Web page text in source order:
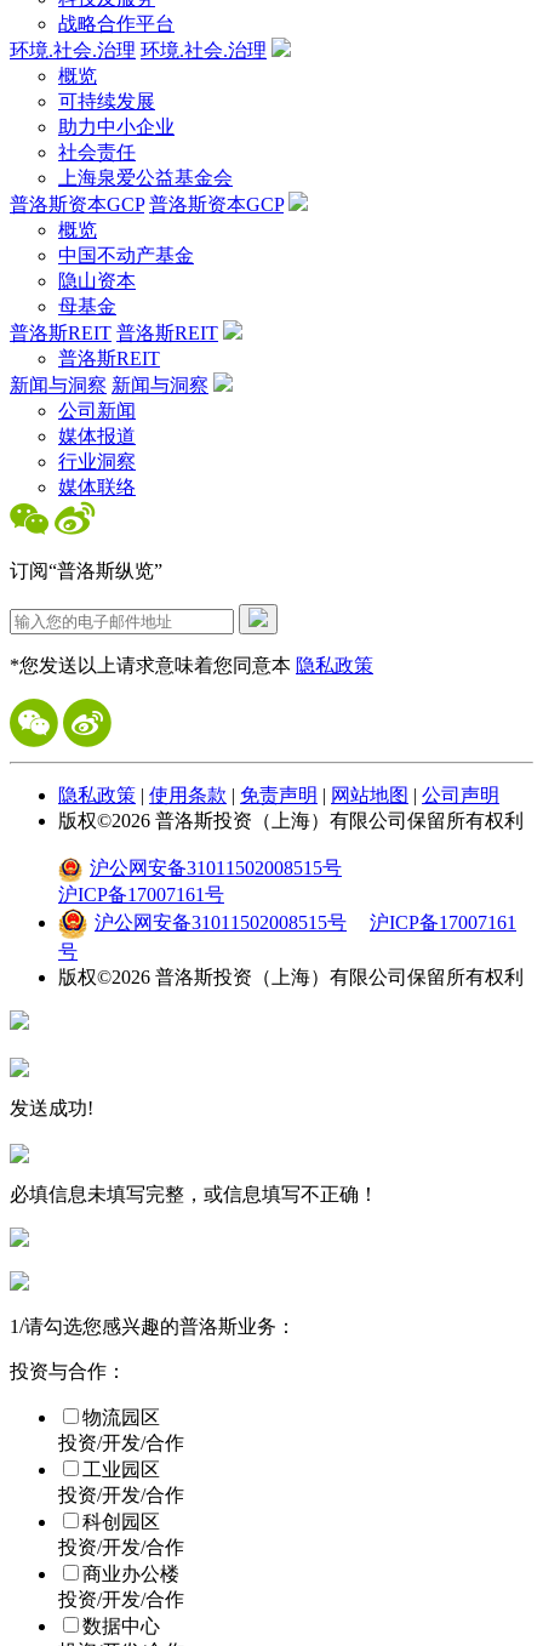
战略合作平台
环境.社会.治理 环境.社会.治理
概览
可持续发展
助力中小企业
社会责任
上海泉爱公益基金会
普洛斯资本GCP 普洛斯资本GCP
概览
中国不动产基金
隐山资本
母基金
普洛斯REIT 普洛斯REIT
普洛斯REIT
新闻与洞察 新闻与洞察
公司新闻
媒体报道
行业洞察
媒体联络
订阅“普洛斯纵览”
*您发送以上请求意味着您同意本 隐私政策
隐私政策 | 使用条款 | 免责声明 | 网站地图 | 公司声明
版权©2026 普洛斯投资（上海）有限公司保留所有权利
沪公网安备31011502008515号
沪ICP备17007161号
沪公网安备31011502008515号
沪ICP备17007161
号
版权©2026 普洛斯投资（上海）有限公司保留所有权利
发送成功!
必填信息未填写完整，或信息填写不正确！
1/请勾选您感兴趣的普洛斯业务：
投资与合作：
物流园区
投资/开发/合作
工业园区
投资/开发/合作
科创园区
投资/开发/合作
商业办公楼
投资/开发/合作
数据中心